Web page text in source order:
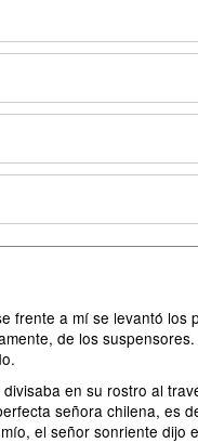
frente a mí se levantó los
de los
en su rostro al
señora chilena, es
el señor sonriente dijo